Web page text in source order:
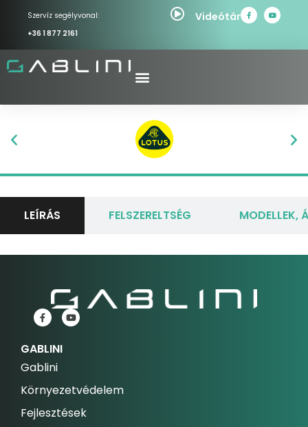
Szervíz segélyvonal:
+36 1 877 2161
Videótár
LEÍRÁS FELSZERELTSÉG MODELLEK,
GABLINI
Gablini
Környezetvédelem
Fejlesztések